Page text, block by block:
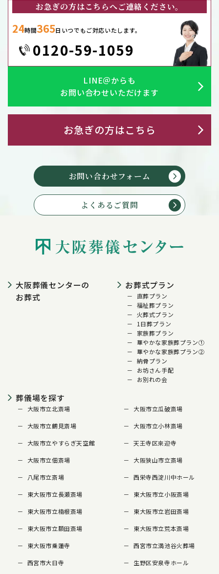
お急ぎの方はこちらへご連絡ください。
24時間365日いつでもご対応いたします。
0120-59-1059
LINE＠からも
お問い合わせいただけます
お急ぎの方はこちら
お問い合わせフォーム
よくあるご質問
大阪葬儀センターの
お葬式
お葬式プラン
直葬プラン
福祉葬プラン
火葬式プラン
1日葬プラン
家族葬プラン
華やかな家族葬プラン①
華やかな家族葬プラン②
納骨プラン
お坊さん手配
お別れの会
葬儀場を探す
大阪市立北斎場 大阪市立瓜破斎場
大阪市立鶴見斎場 大阪市立小林斎場
大阪市立やすらぎ天空館 天王寺区來迎寺
大阪市立佃斎場 大阪狭山市立斎場
八尾市立斎場 西栄寺西淀川中ホール
東大阪市立長瀬斎場 東大阪市立小阪斎場
東大阪市立楠根斎場 東大阪市立岩田斎場
東大阪市立額田斎場 東大阪市立荒本斎場
東大阪市乗蓮寺 西宮市立満池谷火葬場
西宮市大日寺 生野区安泉寺ホール